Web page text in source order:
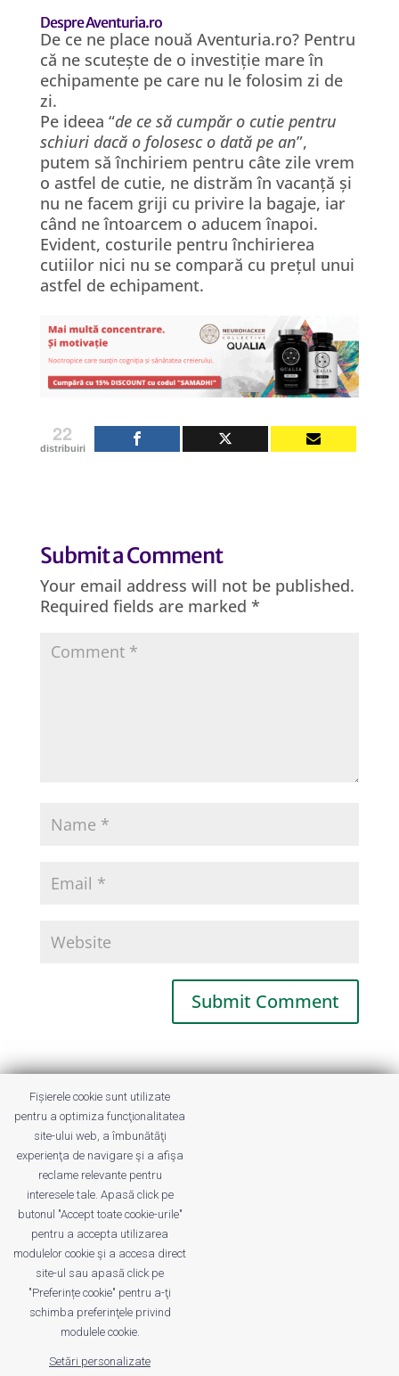
Despre Aventuria.ro
De ce ne place nouă Aventuria.ro? Pentru
că ne scutește de o investiție mare în
echipamente pe care nu le folosim zi de
zi.
Pe ideea “de ce să cumpăr o cutie pentru
schiuri dacă o folosesc o dată pe an”,
putem să închiriem pentru câte zile vrem
o astfel de cutie, ne distrăm în vacanță și
nu ne facem griji cu privire la bagaje, iar
când ne întoarcem o aducem înapoi.
Evident, costurile pentru închirierea
cutiilor nici nu se compară cu prețul unui
astfel de echipament.
22
distribuiri
Submit a Comment
Your email address will not be published.
Required fields are marked *
This site uses Akismet to reduce spam.
Learn how your comment data is
processed.
Despre noi Publicitate
Privacy
© UrbanKID. Proiect dezvoltat de Dana și
Fișierele cookie sunt utilizate
pentru a optimiza funcţionalitatea
site-ului web, a îmbunătăţi
experienţa de navigare şi a afişa
reclame relevante pentru
interesele tale. Apasă click pe
butonul "Accept toate cookie-urile"
pentru a accepta utilizarea
modulelor cookie şi a accesa direct
site-ul sau apasă click pe
"Preferințe cookie" pentru a-ţi
schimba preferinţele privind
modulele cookie.
Setări personalizate